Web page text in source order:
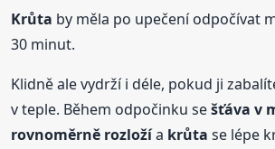
Krůta by měla po upečení odpočívat
30 minut.
Klidně ale vydrží i déle, pokud ji
v teple. Během odpočinku sešťáva v
rovnoměrně rozložía krůta se lépe